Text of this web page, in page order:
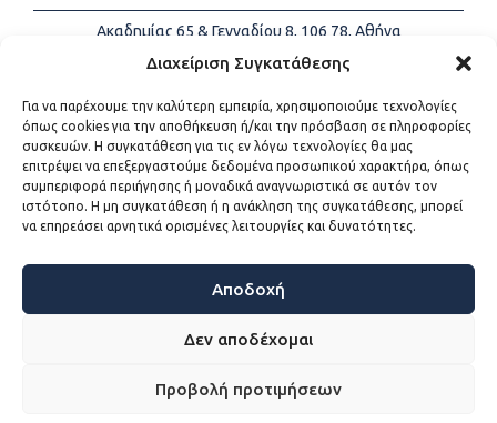
Διαχείριση Συγκατάθεσης
Για να παρέχουμε την καλύτερη εμπειρία, χρησιμοποιούμε τεχνολογίες
όπως cookies για την αποθήκευση ή/και την πρόσβαση σε πληροφορίες
συσκευών. Η συγκατάθεση για τις εν λόγω τεχνολογίες θα μας
επιτρέψει να επεξεργαστούμε δεδομένα προσωπικού χαρακτήρα, όπως
συμπεριφορά περιήγησης ή μοναδικά αναγνωριστικά σε αυτόν τον
ιστότοπο. Η μη συγκατάθεση ή η ανάκληση της συγκατάθεσης, μπορεί
να επηρεάσει αρνητικά ορισμένες λειτουργίες και δυνατότητες.
Αποδοχή
Δεν αποδέχομαι
Προβολή προτιμήσεων
Ακαδημίας 65 & Γενναδίου 8, 106 78, Αθήνα
Τηλέφωνα:
+30 213-2147500
Email:
info@kede.gr
ΧΡΗΣΙΜΟΙ ΣΥΝΔΕΣΜΟΙ
Η ΚΕΔΕ
Sitemap
Προσβασιμότητα
Όροι χρήσης
WEB DEVELOPMENT BY ΕΓΚΡΙΤΟΣ GROUP - ΣΥΝΕΡΓΑΣΙΑ Α.Ε.